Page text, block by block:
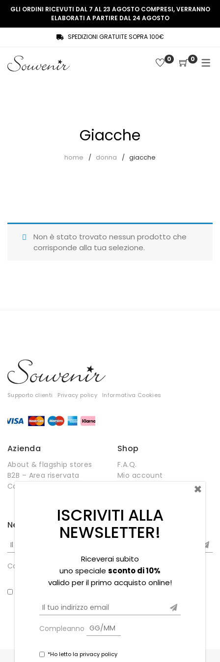
SHOP
Souvenir Privée
Giubbotti
Tute
Tutti
Gift Card
COLLEZIONE
THREE WOMEN, ONE MEMORY
GLI ORDINI RICEVUTI DAL 7 AL 23 AGOSTO COMPRESI, VERRANNO
ELABORATI A PARTIRE DAL 24 AGOSTO
SPEDIZIONI GRATUITE SOPRA 100€
0 0
Giacche
home donna giacche
Non è stato trovato nessun prodotto che
corrisponde alla tua selezione.
Supporto clienti Privacy policy Informativa Cookies
Azienda
About & flagship stores
B2B – Area riservata
Contatti
Shop
F.A.Q.
Mio account
Newsletter
Compleanno
ISCRIVITI ALLA
NEWSLETTER!
Riceverai subito
uno speciale sconto di 10%
valido per il primo acquisto online!
Compleanno
*Ho letto la privacy policy
×